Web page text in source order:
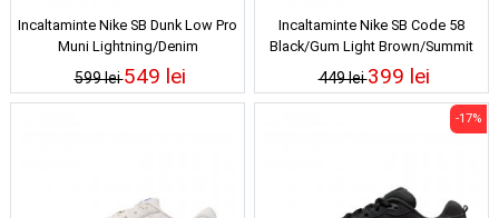
Incaltaminte Nike SB Dunk Low Pro
Muni Lightning/Denim
Turquoise/Iron Grey/Wolf Grey
599 lei549 lei
Incaltaminte Nike SB Code 58
Black/Gum Light Brown/Summit
White
449 lei399 lei
-17%